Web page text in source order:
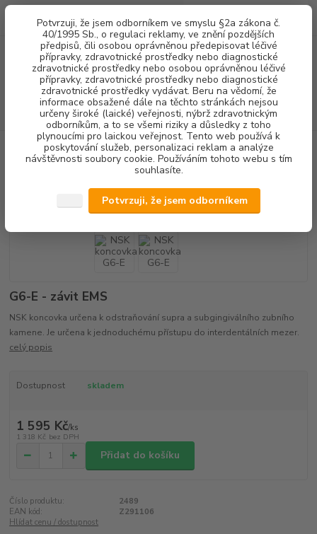
Potvrzuji, že jsem odborníkem ve smyslu §2a zákona č.
40/1995 Sb., o regulaci reklamy, ve znění pozdějších
předpisů, čili osobou oprávněnou předepisovat léčivé
přípravky, zdravotnické prostředky nebo diagnostické
zdravotnické prostředky nebo osobou oprávněnou léčivé
přípravky, zdravotnické prostředky nebo diagnostické
zdravotnické prostředky vydávat. Beru na vědomí, že
informace obsažené dále na těchto stránkách nejsou
určeny široké (laické) veřejnosti, nýbrž zdravotnickým
odborníkům, a to se všemi riziky a důsledky z toho
plynoucími pro laickou veřejnost. Tento web používá k
poskytování služeb, personalizaci reklam a analýze
návštěvnosti soubory cookie. Používáním tohoto webu s tím
souhlasíte.
Potvrzuji, že jsem odborníkem
Menu
CZK
Hledat
(Po-Pá, 8-16 hod.)
za0,00 Kč
DENTALNÍ HYGIENA KONCOVKY OZK NSK koncovka G6-E
NSK koncovka G6-E
G6-E - závit EMS
NSK koncovka určena k odstraňování supra a subgingiválního zubního
kamene. Je určena k jednoduchému přístupu do interdentálních mezer.
celý popis
Dostupnost skladem
1 595 Kč/ks
1 318 Kč bez DPH
Přidat do košíku
Číslo produktu:
2489
EAN kód:
Z291106
Hlídat cenu / dostupnost